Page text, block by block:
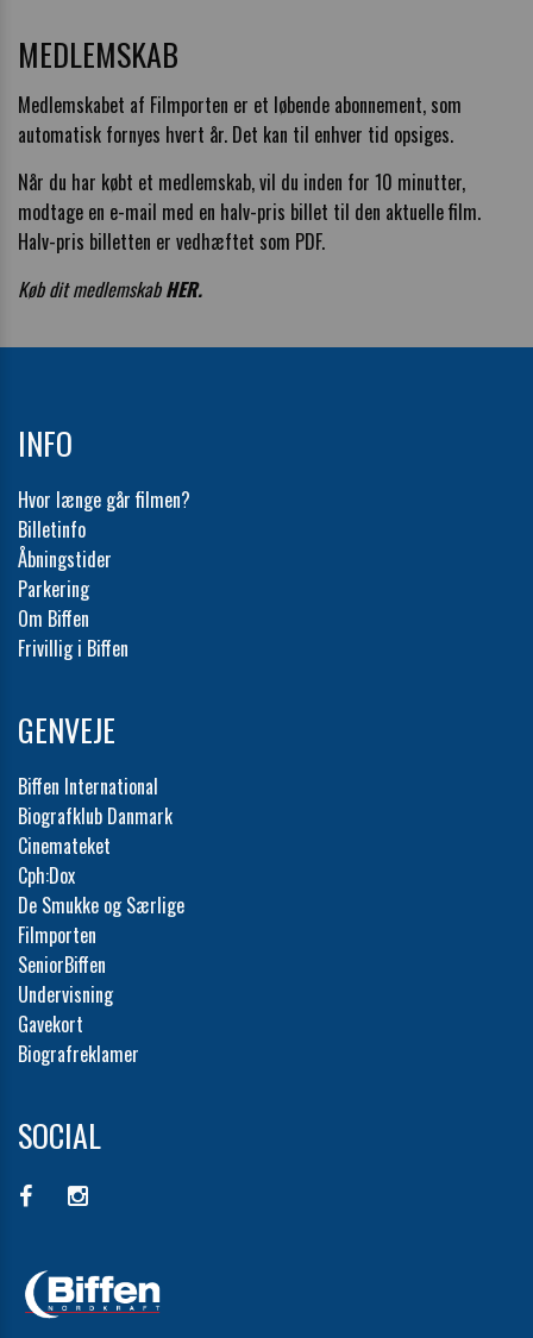
MEDLEMSKAB
Medlemskabet af Filmporten er et løbende abonnement, som
automatisk fornyes hvert år. Det kan til enhver tid opsiges.
Når du har købt et medlemskab, vil du inden for 10 minutter,
modtage en e-mail med en halv-pris billet til den aktuelle film.
Halv-pris billetten er vedhæftet som PDF.
Køb dit medlemskabHER.
INFO
Hvor længe går filmen?
Billetinfo
Åbningstider
Parkering
Om Biffen
Frivillig i Biffen
GENVEJE
Biffen International
Biografklub Danmark
Cinemateket
Cph:Dox
De Smukke og Særlige
Filmporten
SeniorBiffen
Undervisning
Gavekort
Biografreklamer
SOCIAL